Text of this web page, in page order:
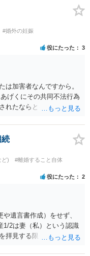
強制執行により不動産等
が図られることになりま
で、その場合は分割払
ような事情であれば、私
か。 ⇒ご相談者様の認
ことがベターかと存じ
される可能性も低いので
#婚外の妊娠
役にたった 3
は加害者なんですから。
げくにその共同不法行為
れたならともか
続
ど)
#離婚すること自体
役にたった 2
遺言書作成）をせず、
1/2は妻（私）という認識
拝見する限りでは、その